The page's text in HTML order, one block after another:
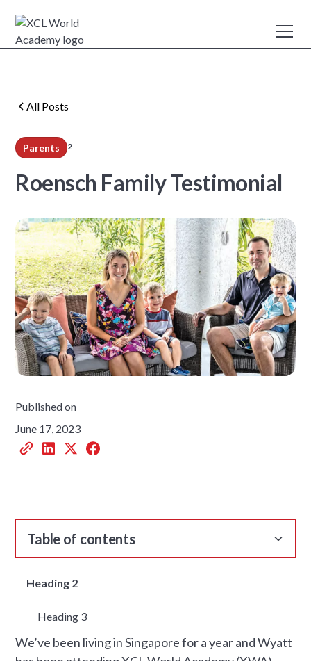
All Posts
Parents 2
Roensch Family Testimonial
Published on
June 17, 2023
Table of contents
Heading 2
Heading 3
We’ve been living in Singapore for a year and Wyatt